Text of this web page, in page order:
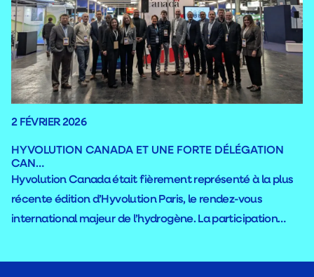
2 FÉVRIER 2026
HYVOLUTION CANADA ET UNE FORTE DÉLÉGATION
CAN…
Hyvolution Canada était fièrement représenté à la plus
récente édition d’Hyvolution Paris, le rendez-vous
international majeur de l’hydrogène. La participation